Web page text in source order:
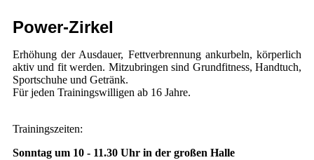
Power-Zirkel
Erhöhung der Ausdauer, Fettverbrennung ankurbeln, körperlich
aktiv und fit werden. Mitzubringen sind Grundfitness, Handtuch,
Sportschuhe und Getränk.
Für jeden Trainingswilligen ab 16 Jahre.
Trainingszeiten:
Sonntag um 10 - 11.30 Uhr in der großen Halle